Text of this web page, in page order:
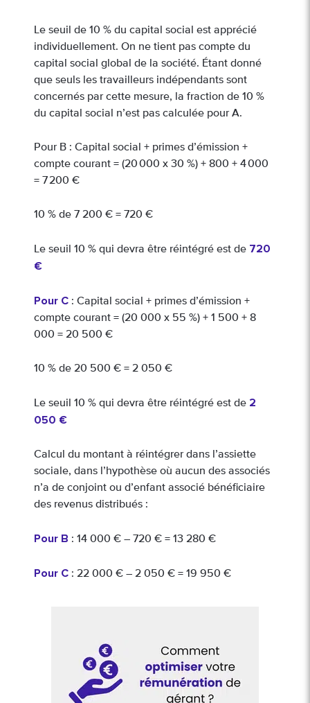
Le seuil de 10 % du capital social est apprécié
individuellement. On ne tient pas compte du
capital social global de la société. Étant donné
que seuls les travailleurs indépendants sont
concernés par cette mesure, la fraction de 10 %
du capital social n’est pas calculée pour A.
Pour B : Capital social + primes d’émission +
compte courant = (20 000 x 30 %) + 800 + 4 000
= 7 200 €
10 % de 7 200 € = 720 €
Le seuil 10 % qui devra être réintégré est de 720
€
Pour C : Capital social + primes d’émission +
compte courant = (20 000 x 55 %) + 1 500 + 8
000 = 20 500 €
10 % de 20 500 € = 2 050 €
Le seuil 10 % qui devra être réintégré est de 2
050 €
Calcul du montant à réintégrer dans l’assiette
sociale, dans l’hypothèse où aucun des associés
n’a de conjoint ou d’enfant associé bénéficiaire
des revenus distribués :
Pour B : 14 000 € – 720 € = 13 280 €
Pour C : 22 000 € – 2 050 € = 19 950 €